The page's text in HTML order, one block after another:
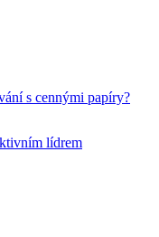
s cennými papíry?
lídrem